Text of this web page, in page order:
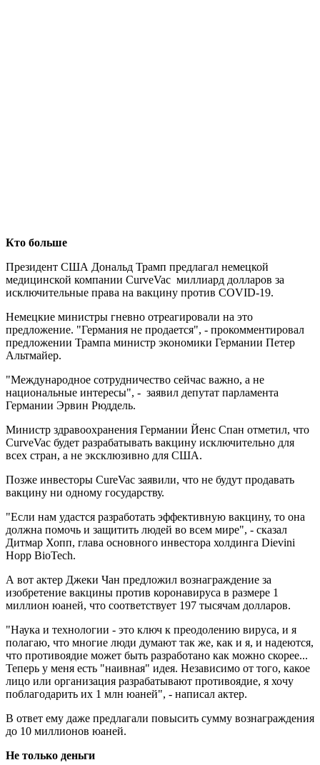
Кто больше
Президент США Дональд Трамп предлагал немецкой
медицинской компании CurveVac миллиард долларов за
исключительные права на вакцину против COVID-19.
Немецкие министры гневно отреагировали на это
предложение. "Германия не продается", - прокомментировал
предложении Трампа министр экономики Германии Петер
Альтмайер.
"Международное сотрудничество сейчас важно, а не
национальные интересы", - заявил депутат парламента
Германии Эрвин Рюддель.
Министр здравоохранения Германии Йенс Спан отметил, что
CurveVac будет разрабатывать вакцину исключительно для
всех стран, а не эксклюзивно для США.
Позже инвесторы CureVac заявили, что не будут продавать
вакцину ни одному государству.
"Если нам удастся разработать эффективную вакцину, то она
должна помочь и защитить людей во всем мире", - сказал
Дитмар Хопп, глава основного инвестора холдинга Dievini
Hopp BioTech.
А вот актер Джеки Чан предложил вознаграждение за
изобретение вакцины против коронавируса в размере 1
миллион юаней, что соответствует 197 тысячам долларов.
"Наука и технологии - это ключ к преодолению вируса, и я
полагаю, что многие люди думают так же, как и я, и надеются,
что противоядие может быть разработано как можно скорее...
Теперь у меня есть "наивная" идея. Независимо от того, какое
лицо или организация разрабатывают противоядие, я хочу
поблагодарить их 1 млн юаней", - написал актер.
В ответ ему даже предлагали повысить сумму вознаграждения
до 10 миллионов юаней.
Не только деньги